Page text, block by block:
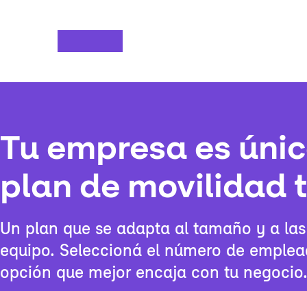
Tu empresa es
plan de movilidad
Un plan que se adapta al tamaño y a
equipo. Seleccioná el número de
opción que mejor encaja con tu negocio.